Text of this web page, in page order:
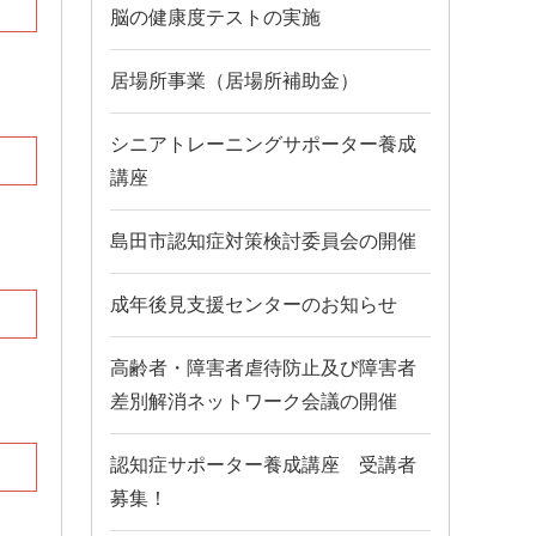
脳の健康度テストの実施
居場所事業（居場所補助金）
シニアトレーニングサポーター養成
講座
島田市認知症対策検討委員会の開催
成年後見支援センターのお知らせ
高齢者・障害者虐待防止及び障害者
差別解消ネットワーク会議の開催
認知症サポーター養成講座 受講者
募集！